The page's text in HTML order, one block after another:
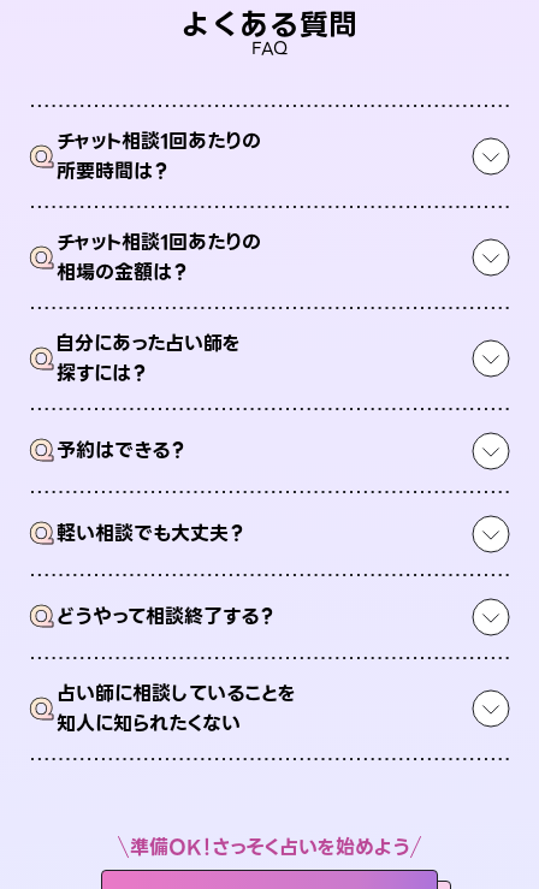
よくある質問
FAQ
Qチャット相談1回あたりの
所要時間は？
Qチャット相談1回あたりの
相場の金額は？
Q自分にあった占い師を
探すには？
Q予約はできる？
Q軽い相談でも大丈夫？
Qどうやって相談終了する？
Q占い師に相談していることを
知人に知られたくない
準備OK！さっそく占いを始めよう